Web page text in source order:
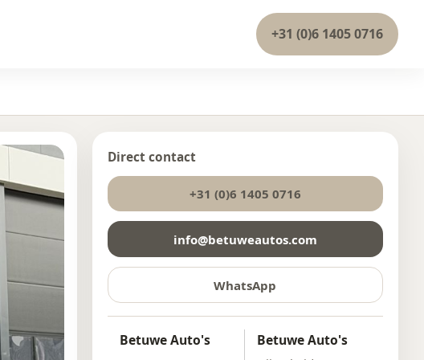
+31 (0)6 1405 0716
Direct contact
+31 (0)6 1405 0716
info@betuweautos.com
WhatsApp
Betuwe Auto's Betuwe Auto's